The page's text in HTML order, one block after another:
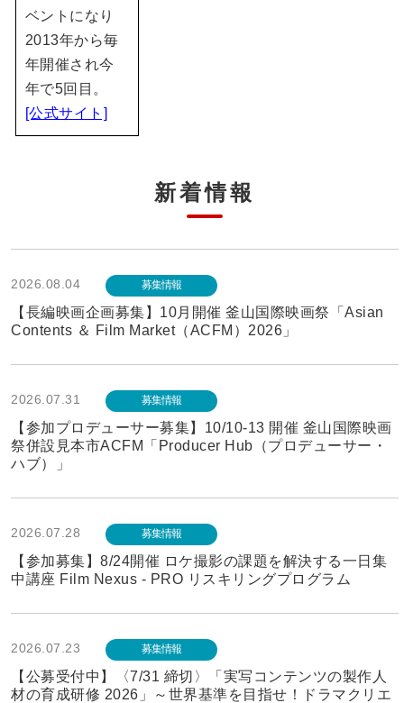
ベントになり
2013年から毎
年開催され今
年で5回目。
[公式サイト]
新着情報
2026.08.04 募集情報
【長編映画企画募集】10月開催 釜山国際映画祭「Asian
Contents ＆ Film Market（ACFM）2026」
2026.07.31 募集情報
【参加プロデューサー募集】10/10-13 開催 釜山国際映画
祭併設見本市ACFM「Producer Hub（プロデューサー・
ハブ）」
2026.07.28 募集情報
【参加募集】8/24開催 ロケ撮影の課題を解決する一日集
中講座 Film Nexus - PRO リスキリングプログラム
2026.07.23 募集情報
【公募受付中】〈7/31 締切〉「実写コンテンツの製作人
材の育成研修 2026」～世界基準を目指せ！ドラマクリエ